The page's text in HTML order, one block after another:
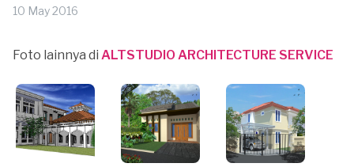
10 May 2016
Foto lainnya di ALTSTUDIO ARCHITECTURE SERVICE